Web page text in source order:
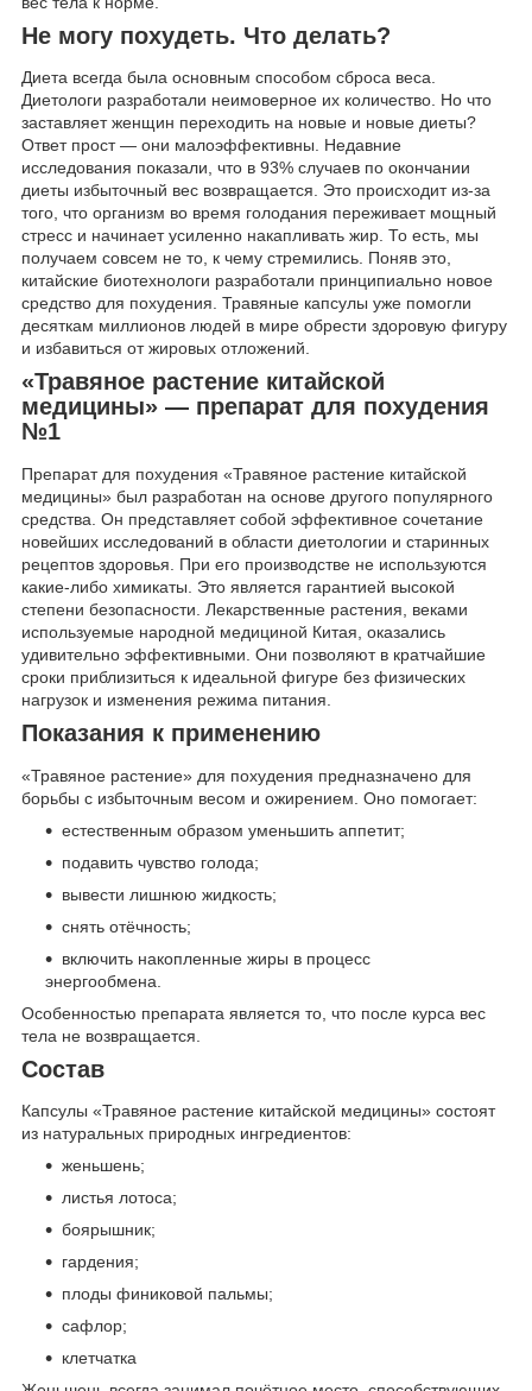
Не могу похудеть. Что делать?
Диета всегда была основным способом сброса веса.
Диетологи разработали неимоверное их количество. Но что
заставляет женщин переходить на новые и новые диеты?
Ответ прост — они малоэффективны. Недавние
исследования показали, что в 93% случаев по окончании
диеты избыточный вес возвращается. Это происходит из-за
того, что организм во время голодания переживает мощный
стресс и начинает усиленно накапливать жир. То есть, мы
получаем совсем не то, к чему стремились. Поняв это,
китайские биотехнологи разработали принципиально новое
средство для похудения. Травяные капсулы уже помогли
десяткам миллионов людей в мире обрести здоровую фигуру
и избавиться от жировых отложений.
«Травяное растение китайской
медицины» — препарат для похудения
№1
Препарат для похудения «Травяное растение китайской
медицины» был разработан на основе другого популярного
средства. Он представляет собой эффективное сочетание
новейших исследований в области диетологии и старинных
рецептов здоровья. При его производстве не используются
какие-либо химикаты. Это является гарантией высокой
степени безопасности. Лекарственные растения, веками
используемые народной медициной Китая, оказались
удивительно эффективными. Они позволяют в кратчайшие
сроки приблизиться к идеальной фигуре без физических
нагрузок и изменения режима питания.
Показания к применению
«Травяное растение» для похудения предназначено для
борьбы с избыточным весом и ожирением. Оно помогает:
естественным образом уменьшить аппетит;
подавить чувство голода;
вывести лишнюю жидкость;
снять отёчность;
включить накопленные жиры в процесс
энергообмена.
Особенностью препарата является то, что после курса вес
тела не возвращается.
Состав
Капсулы «Травяное растение китайской медицины» состоят
из натуральных природных ингредиентов:
женьшень;
листья лотоса;
боярышник;
гардения;
плоды финиковой пальмы;
сафлор;
клетчатка